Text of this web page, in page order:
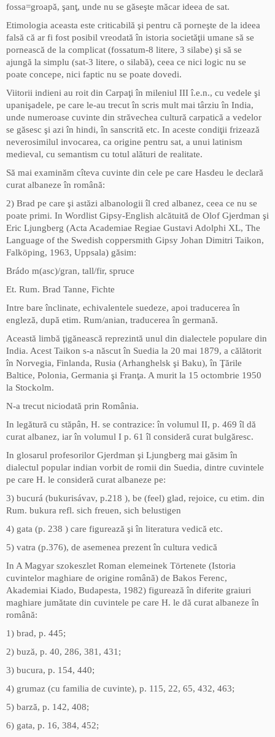
fossa=groapă, şanţ, unde nu se găseşte măcar ideea de sat.
Etimologia aceasta este criticabilă şi pentru că porneşte de la ideea
falsă că ar fi fost posibil vreodată în istoria societăţii umane să se
pornească de la complicat (fossatum-8 litere, 3 silabe) şi să se
ajungă la simplu (sat-3 litere, o silabă), ceea ce nici logic nu se
poate concepe, nici faptic nu se poate dovedi.
Viitorii indieni au roit din Carpaţi în mileniul III î.e.n., cu vedele şi
upanişadele, pe care le-au trecut în scris mult mai târziu în India,
unde numeroase cuvinte din străvechea cultură carpatică a vedelor
se găsesc şi azi în hindi, în sanscrită etc. In aceste condiţii frizează
neverosimilul invocarea, ca origine pentru sat, a unui latinism
medieval, cu semantism cu totul alături de realitate.
Să mai examinăm cîteva cuvinte din cele pe care Hasdeu le declară
curat albaneze în română:
2) Brad pe care şi astăzi albanologii îl cred albanez, ceea ce nu se
poate primi. In Wordlist Gipsy-English alcătuită de Olof Gjerdman şi
Eric Ljungberg (Acta Academiae Regiae Gustavi Adolphi XL, The
Language of the Swedish coppersmith Gipsy Johan Dimitri Taikon,
Falköping, 1963, Uppsala) găsim:
Brádo m(asc)/gran, tall/fir, spruce
Et. Rum. Brad Tanne, Fichte
Intre bare înclinate, echivalentele suedeze, apoi traducerea în
engleză, după etim. Rum/anian, traducerea în germană.
Această limbă ţigănească reprezintă unul din dialectele populare din
India. Acest Taikon s-a născut în Suedia la 20 mai 1879, a călătorit
în Norvegia, Finlanda, Rusia (Arhanghelsk şi Baku), în Ţările
Baltice, Polonia, Germania şi Franţa. A murit la 15 octombrie 1950
la Stockolm.
N-a trecut niciodată prin România.
In legătură cu stăpân, H. se contrazice: în volumul II, p. 469 îl dă
curat albanez, iar în volumul I p. 61 îl consideră curat bulgăresc.
In glosarul profesorilor Gjerdman şi Ljungberg mai găsim în
dialectul popular indian vorbit de romii din Suedia, dintre cuvintele
pe care H. le consideră curat albaneze pe:
3) bucurá (bukurisávav, p.218 ), be (feel) glad, rejoice, cu etim. din
Rum. bukura refl. sich freuen, sich belustigen
4) gata (p. 238 ) care figurează şi în literatura vedică etc.
5) vatra (p.376), de asemenea prezent în cultura vedică
In A Magyar szokeszlet Roman elemeinek Törtenete (Istoria
cuvintelor maghiare de origine română) de Bakos Ferenc,
Akademiai Kiado, Budapesta, 1982) figurează în diferite graiuri
maghiare jumătate din cuvintele pe care H. le dă curat albaneze în
română:
1) brad, p. 445;
2) buză, p. 40, 286, 381, 431;
3) bucura, p. 154, 440;
4) grumaz (cu familia de cuvinte), p. 115, 22, 65, 432, 463;
5) barză, p. 142, 408;
6) gata, p. 16, 384, 452;